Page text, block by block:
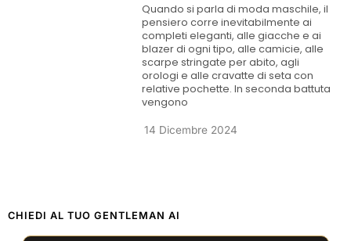
Quando si parla di moda maschile, il
pensiero corre inevitabilmente ai
completi eleganti, alle giacche e ai
blazer di ogni tipo, alle camicie, alle
scarpe stringate per abito, agli
orologi e alle cravatte di seta con
relative pochette. In seconda battuta
vengono
14 Dicembre 2024
CHIEDI AL TUO GENTLEMAN AI